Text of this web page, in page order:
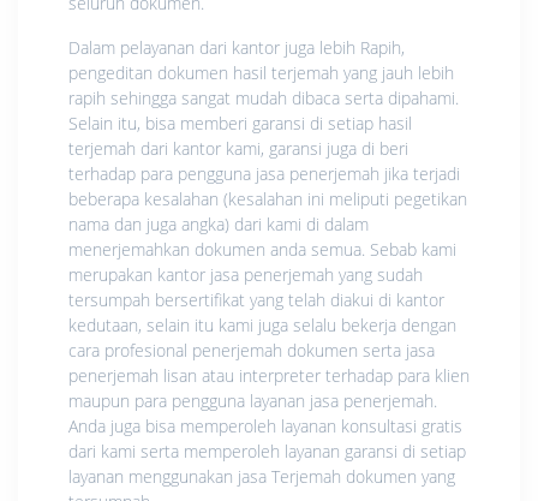
Dalam pelayanan dari kantor juga lebih Rapih,
pengeditan dokumen hasil terjemah yang jauh lebih
rapih sehingga sangat mudah dibaca serta dipahami.
Selain itu, bisa memberi garansi di setiap hasil
terjemah dari kantor kami, garansi juga di beri
terhadap para pengguna jasa penerjemah jika terjadi
beberapa kesalahan (kesalahan ini meliputi pegetikan
nama dan juga angka) dari kami di dalam
menerjemahkan dokumen anda semua. Sebab kami
merupakan kantor jasa penerjemah yang sudah
tersumpah bersertifikat yang telah diakui di kantor
kedutaan, selain itu kami juga selalu bekerja dengan
cara profesional penerjemah dokumen serta jasa
penerjemah lisan atau interpreter terhadap para klien
maupun para pengguna layanan jasa penerjemah.
Anda juga bisa memperoleh layanan konsultasi gratis
dari kami serta memperoleh layanan garansi di setiap
layanan menggunakan jasa Terjemah dokumen yang